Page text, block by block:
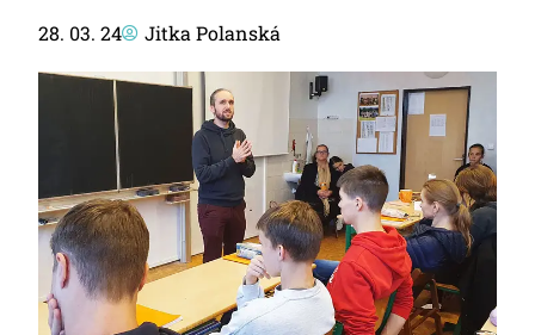
28. 03. 24 Jitka Polanská